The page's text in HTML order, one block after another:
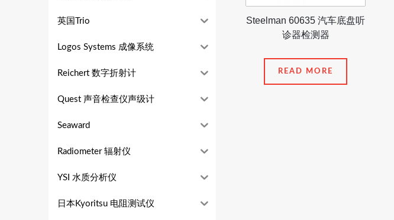
英国Trio
Logos Systems 成像系统
Reichert 数字折射计
Quest 声音检查仪声级计
Seaward
Radiometer 辐射仪
YSI 水质分析仪
日本Kyoritsu 电阻测试仪
Steelman 60635 汽车底盘听
诊器检测器
READ MORE